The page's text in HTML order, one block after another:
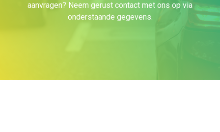
aanvragen? Neem gerust contact met ons op via
onderstaande gegevens.